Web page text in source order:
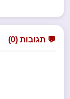
💬 תגובות (0)